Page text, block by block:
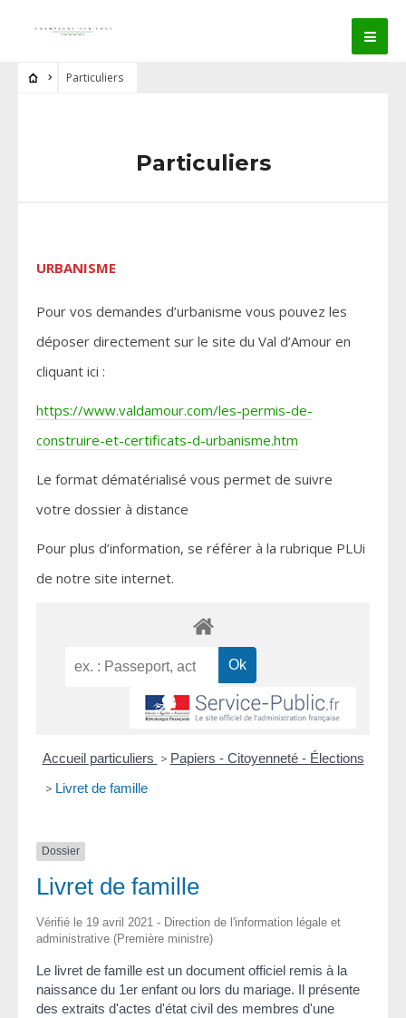
Particuliers
Particuliers
URBANISME
Pour vos demandes d’urbanisme vous pouvez les
déposer directement sur le site du Val d’Amour en
cliquant ici :
https://www.valdamour.com/les-permis-de-
construire-et-certificats-d-urbanisme.htm
Le format dématérialisé vous permet de suivre
votre dossier à distance
Pour plus d’information, se référer à la rubrique PLUi
de notre site internet.
Accueil particuliers > Papiers - Citoyenneté - Élections
> Livret de famille
Dossier
Livret de famille
Vérifié le 19 avril 2021 - Direction de l'information légale et
administrative (Première ministre)
Le livret de famille est un document officiel remis à la
naissance du 1er enfant ou lors du mariage. Il présente
des extraits d'actes d'état civil des membres d'une